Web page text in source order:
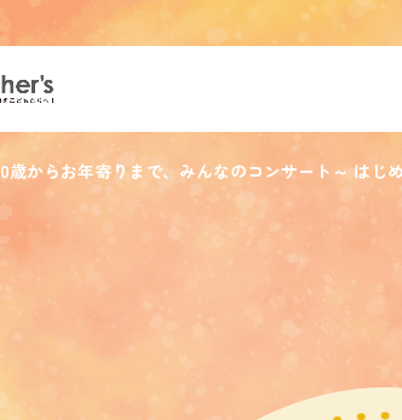
0歳からお年寄りまで、みんなのコンサート～ はじ